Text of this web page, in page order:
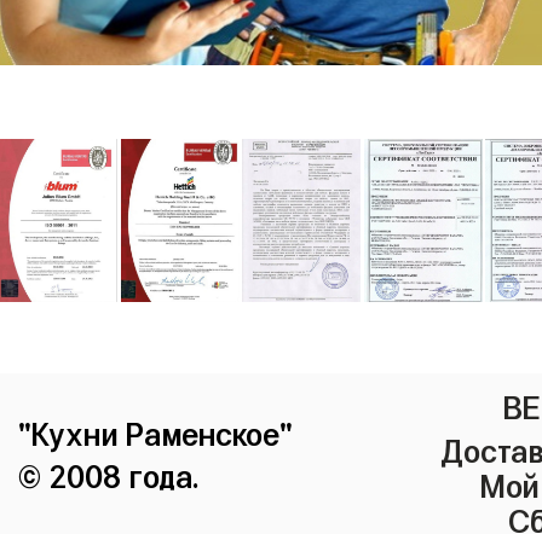
"Кухни Раменское"
© 2008 года.